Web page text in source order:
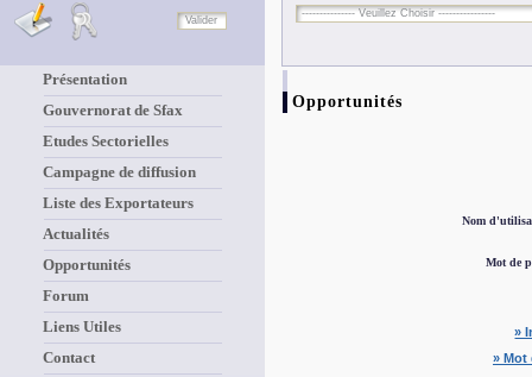
Présentation
Gouvernorat de Sfax
Etudes Sectorielles
Campagne de diffusion
Liste des Exportateurs
Actualités
Opportunités
Forum
Liens Utiles
Contact
Opportunités
Nom
Mot de
»
» Mot